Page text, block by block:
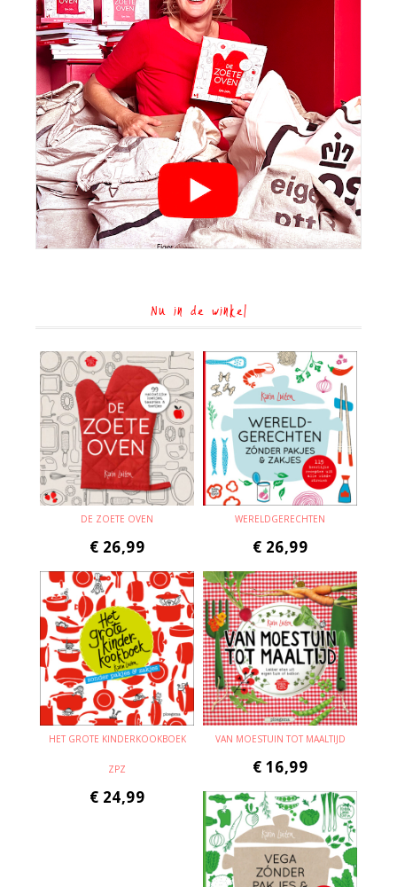
Nu in de winkel
DE ZOETE OVEN
€ 26,99
WERELDGERECHTEN
€ 26,99
HET GROTE KINDERKOOKBOEK
ZPZ
€ 24,99
VAN MOESTUIN TOT MAALTIJD
€ 16,99